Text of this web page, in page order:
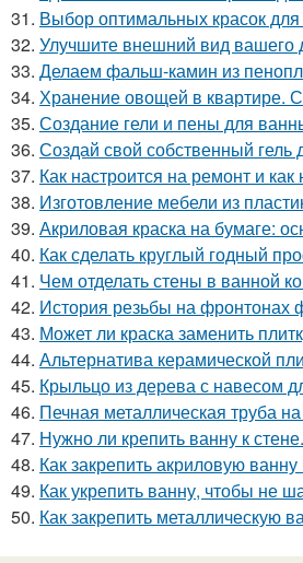
31. Выбор оптимальных красок
32. Улучшите внешний вид
33. Делаем фальш-камин из
34. Хранение овощей в квартире.
35. Создание гели и пены для
36. Создай свой собственный гель
37. Как настроится на ремонт и
38. Изготовление мебели из
39. Акриловая краска на бумаге:
40. Как сделать круглый годный
41. Чем отделать стены в ванной
42. История резьбы на фронтонах
43. Может ли краска заменить
44. Альтернатива керамической
45. Крыльцо из дерева с навесом
46. Печная металлическая труба
47. Нужно ли крепить ванну к
48. Как закрепить акриловую
49. Как укрепить ванну, чтобы не
50. Как закрепить металлическую